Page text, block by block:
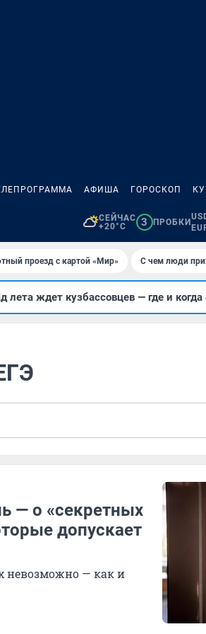
АФИША ГОРОСКОП
СЕЙЧАС
+20°C
3 ПРОБКИ
проезд с картой «Мир» С чем люди
ждет кузбассовцев — где и когда
— о «секретных
допускает
невозможно — как и